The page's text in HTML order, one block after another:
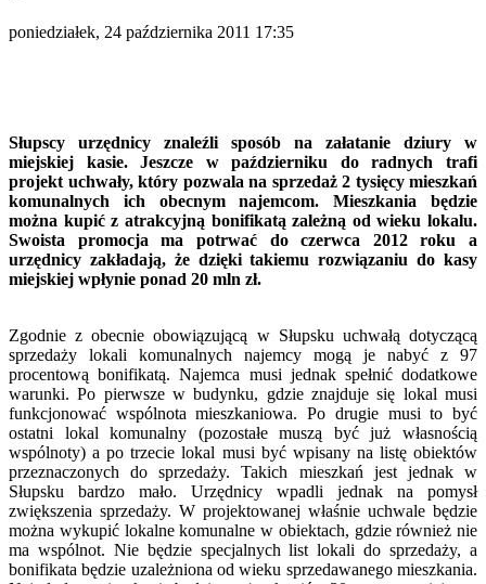
poniedziałek, 24 października 2011 17:35
Słupscy urzędnicy znaleźli sposób na załatanie dziury w
miejskiej kasie. Jeszcze w październiku do radnych trafi
projekt uchwały, który pozwala na sprzedaż 2 tysięcy mieszkań
komunalnych ich obecnym najemcom. Mieszkania będzie
można kupić z atrakcyjną bonifikatą zależną od wieku lokalu.
Swoista promocja ma potrwać do czerwca 2012 roku a
urzędnicy zakładają, że dzięki takiemu rozwiązaniu do kasy
miejskiej wpłynie ponad 20 mln zł.
Zgodnie z obecnie obowiązującą w Słupsku uchwałą dotyczącą
sprzedaży lokali komunalnych najemcy mogą je nabyć z 97
procentową bonifikatą. Najemca musi jednak spełnić dodatkowe
warunki. Po pierwsze w budynku, gdzie znajduje się lokal musi
funkcjonować wspólnota mieszkaniowa. Po drugie musi to być
ostatni lokal komunalny (pozostałe muszą być już własnością
wspólnoty) a po trzecie lokal musi być wpisany na listę obiektów
przeznaczonych do sprzedaży. Takich mieszkań jest jednak w
Słupsku bardzo mało. Urzędnicy wpadli jednak na pomysł
zwiększenia sprzedaży. W projektowanej właśnie uchwale będzie
można wykupić lokalne komunalne w obiektach, gdzie również nie
ma wspólnot. Nie będzie specjalnych list lokali do sprzedaży, a
bonifikata będzie uzależniona od wieku sprzedawanego mieszkania.